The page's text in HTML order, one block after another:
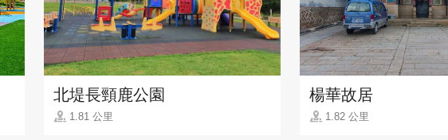
北堤長頸鹿公園
1.81 公里
楊華故居
1.82 公里